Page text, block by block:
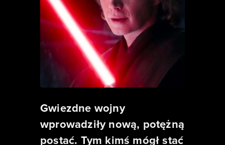
Gwiezdne wojny
wprowadziły nową, potężną
postać. Tym kimś mógł stać